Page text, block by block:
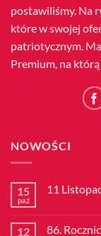
postawiliśmy. Na
które w swojej
patriotycznym.
Premium, na
NOWOŚCI
15
paź
11
11
12 86.